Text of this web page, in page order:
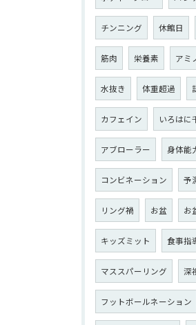
チンニング 休館日
筋肉 栄養素 アミ
水抜き 体重超過
カフェイン いろはに
アブローラー 身体能
コンビネーション 予
リング禍 お盆 お
キッズミット 食事指
マススパーリング 深
フットボールネーション